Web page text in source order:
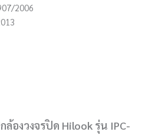
2006
องวงจรปิด Hilook รุ่น IPC-